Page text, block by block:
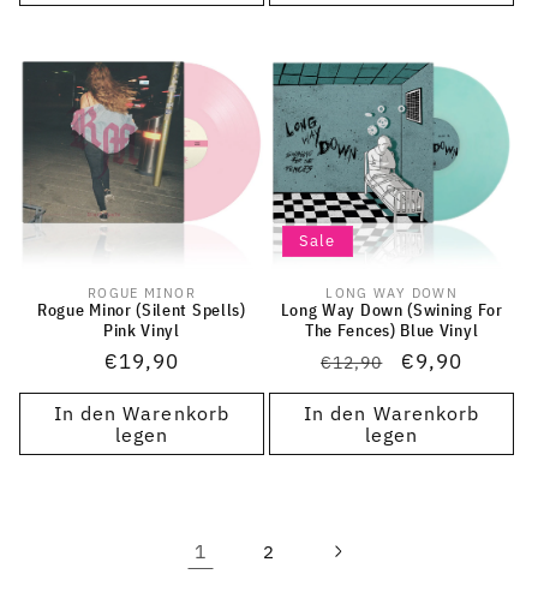
Anbieter:
ROGUE MINOR
Rogue Minor (Silent Spells)
Pink Vinyl
Normaler
Preis
€19,90
In den Warenkorb
legen
Sale
Anbieter:
LONG WAY DOWN
Long Way Down (Swining For
The Fences) Blue Vinyl
Normaler
Preis
€12,90 €9,90
In den Warenkorb
legen
1 2